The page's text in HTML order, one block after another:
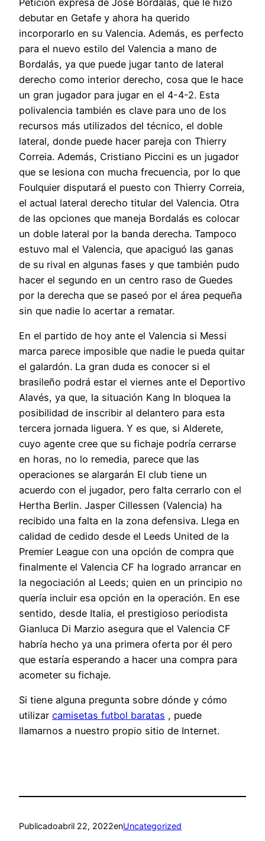
debutar en Getafe y ahora ha querido
incorporarlo en su Valencia. Además, es perfecto
para el nuevo estilo del Valencia a mano de
Bordalás, ya que puede jugar tanto de lateral
derecho como interior derecho, cosa que le hace
un gran jugador para jugar en el 4-4-2. Esta
polivalencia también es clave para uno de los
recursos más utilizados del técnico, el doble
lateral, donde puede hacer pareja con Thierry
Correia. Además, Cristiano Piccini es un jugador
que se lesiona con mucha frecuencia, por lo que
Foulquier disputará el puesto con Thierry Correia,
el actual lateral derecho titular del Valencia. Otra
de las opciones que maneja Bordalás es colocar
un doble lateral por la banda derecha. Tampoco
estuvo mal el Valencia, que apaciguó las ganas
de su rival en algunas fases y que también pudo
hacer el segundo en un centro raso de Guedes
por la derecha que se paseó por el área pequeña
sin que nadie lo acertar a rematar.
En el partido de hoy ante el Valencia si Messi
marca parece imposible que nadie le pueda quitar
el galardón. La gran duda es conocer si el
brasileño podrá estar el viernes ante el Deportivo
Alavés, ya que, la situación Kang In bloquea la
posibilidad de inscribir al delantero para esta
tercera jornada liguera. Y es que, si Alderete,
cuyo agente cree que su fichaje podría cerrarse
en horas, no lo remedia, parece que las
operaciones se alargarán El club tiene un
acuerdo con el jugador, pero falta cerrarlo con el
Hertha Berlin. Jasper Cillessen (Valencia) ha
recibido una falta en la zona defensiva. Llega en
calidad de cedido desde el Leeds United de la
Premier League con una opción de compra que
finalmente el Valencia CF ha logrado arrancar en
la negociación al Leeds; quien en un principio no
quería incluir esa opción en la operación. En ese
sentido, desde Italia, el prestigioso periodista
Gianluca Di Marzio asegura que el Valencia CF
habría hecho ya una primera oferta por él pero
que estaría esperando a hacer una compra para
acometer su fichaje.
Si tiene alguna pregunta sobre dónde y cómo
utilizar camisetas futbol baratas , puede
llamarnos a nuestro propio sitio de Internet.
Publicadoabril 22, 2022enUncategorized